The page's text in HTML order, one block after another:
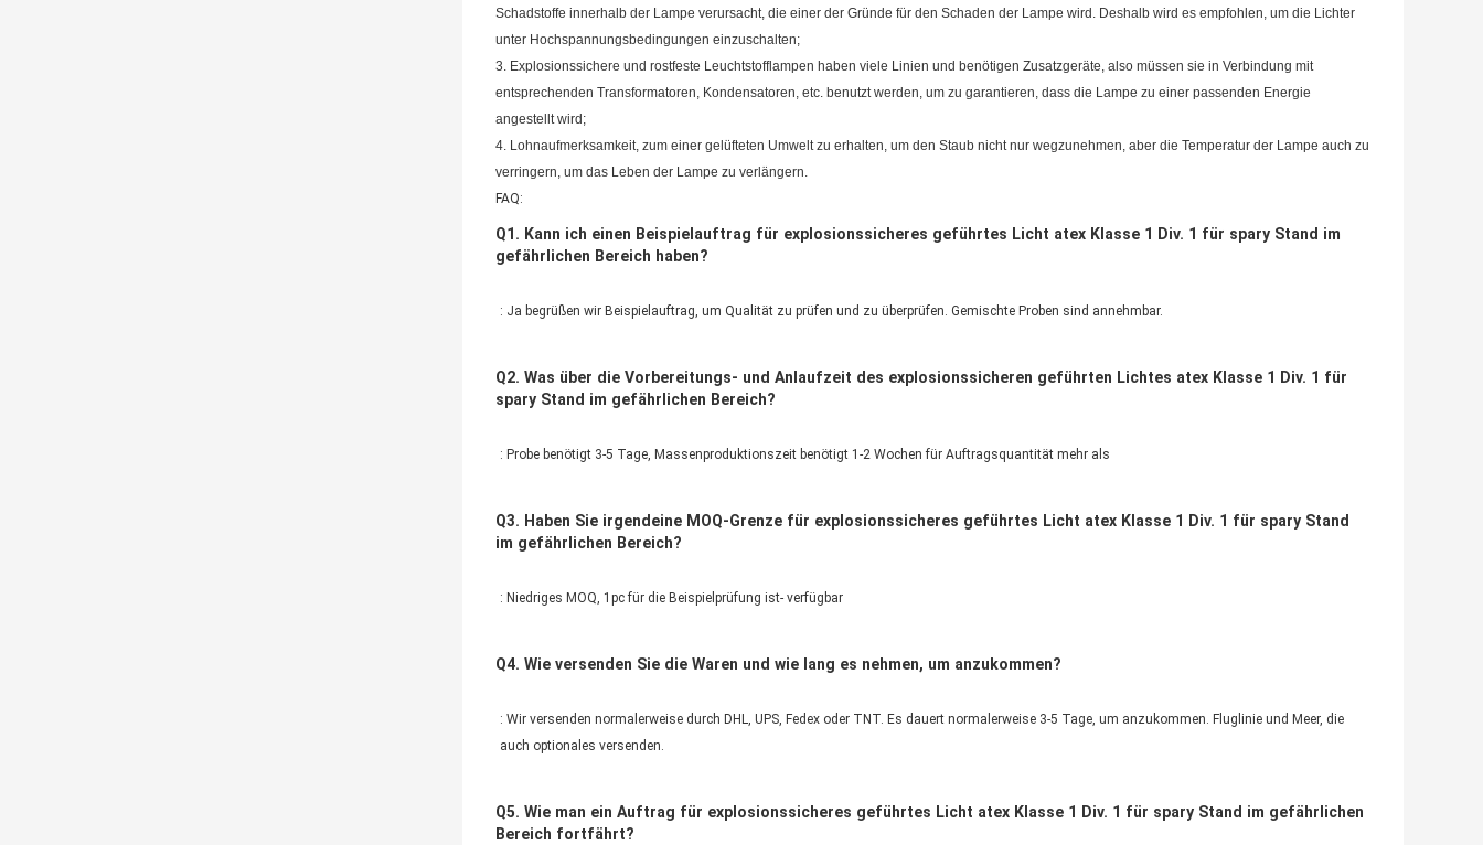
Schadstoffe innerhalb der Lampe verursacht, die einer der Gründe für den Schaden der Lampe wird. Deshalb wird es empfohlen, um die Lichter
unter Hochspannungsbedingungen einzuschalten;
3. Explosionssichere und rostfeste Leuchtstofflampen haben viele Linien und benötigen Zusatzgeräte, also müssen sie in Verbindung mit
entsprechenden Transformatoren, Kondensatoren, etc. benutzt werden, um zu garantieren, dass die Lampe zu einer passenden Energie
angestellt wird;
4. Lohnaufmerksamkeit, zum einer gelüfteten Umwelt zu erhalten, um den Staub nicht nur wegzunehmen, aber die Temperatur der Lampe auch zu
verringern, um das Leben der Lampe zu verlängern.
FAQ:
Q1. Kann ich einen Beispielauftrag für explosionssicheres geführtes Licht atex Klasse 1 Div. 1 für spary Stand im
gefährlichen Bereich haben?
: Ja begrüßen wir Beispielauftrag, um Qualität zu prüfen und zu überprüfen. Gemischte Proben sind annehmbar.
Q2. Was über die Vorbereitungs- und Anlaufzeit des explosionssicheren geführten Lichtes atex Klasse 1 Div. 1 für
spary Stand im gefährlichen Bereich?
: Probe benötigt 3-5 Tage, Massenproduktionszeit benötigt 1-2 Wochen für Auftragsquantität mehr als
Q3. Haben Sie irgendeine MOQ-Grenze für explosionssicheres geführtes Licht atex Klasse 1 Div. 1 für spary Stand
im gefährlichen Bereich?
: Niedriges MOQ, 1pc für die Beispielprüfung ist- verfügbar
Q4. Wie versenden Sie die Waren und wie lang es nehmen, um anzukommen?
: Wir versenden normalerweise durch DHL, UPS, Fedex oder TNT. Es dauert normalerweise 3-5 Tage, um anzukommen. Fluglinie und Meer, die
auch optionales versenden.
Q5. Wie man ein Auftrag für explosionssicheres geführtes Licht atex Klasse 1 Div. 1 für spary Stand im gefährlichen
Bereich fortfährt?